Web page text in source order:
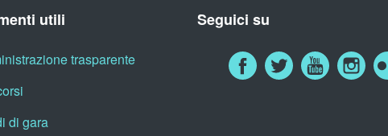
utili
trasparente
di gara
Seguici su